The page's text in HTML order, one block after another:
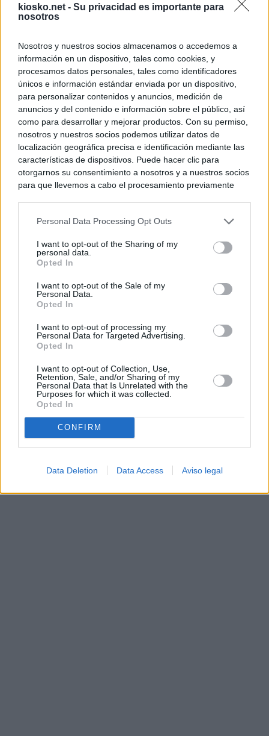
kiosko.net - Su privacidad es importante para
nosotros
Nosotros y nuestros socios almacenamos o accedemos a
información en un dispositivo, tales como cookies, y
procesamos datos personales, tales como identificadores
únicos e información estándar enviada por un dispositivo,
para personalizar contenidos y anuncios, medición de
anuncios y del contenido e información sobre el público, así
como para desarrollar y mejorar productos. Con su permiso,
nosotros y nuestros socios podemos utilizar datos de
localización geográfica precisa e identificación mediante las
características de dispositivos. Puede hacer clic para
otorgarnos su consentimiento a nosotros y a nuestros socios
para que llevemos a cabo el procesamiento previamente
negar su consentimiento. Tenga en cuenta que algún
de su consentimiento, pero usted tiene el derecho de
rechazar tal procesamiento. Sus preferencias se aplicarán
cualquier momento entrando de nuevo en este sitio web o
visitando nuestra política de privacidad.
Personal Data Processing Opt Outs
I want to opt-out of the Sharing of my
personal data.
Opted In
I want to opt-out of the Sale of my
Personal Data.
Opted In
I want to opt-out of processing my
Personal Data for Targeted Advertising.
Opted In
I want to opt-out of Collection, Use,
Retention, Sale, and/or Sharing of my
Personal Data that Is Unrelated with the
Purposes for which it was collected.
Opted In
CONFIRM
Data Deletion Data Access Aviso legal